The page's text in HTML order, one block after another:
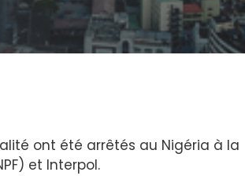
ont été arrêtés au Nigéria à la
et Interpol.